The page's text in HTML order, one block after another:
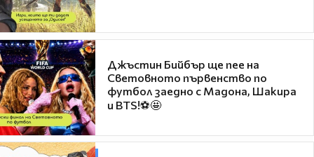
Джъстин Бийбър ще пее на
Световното първенство по
футбол заедно с Мадона, Шакира
и BTS!⚽🤩